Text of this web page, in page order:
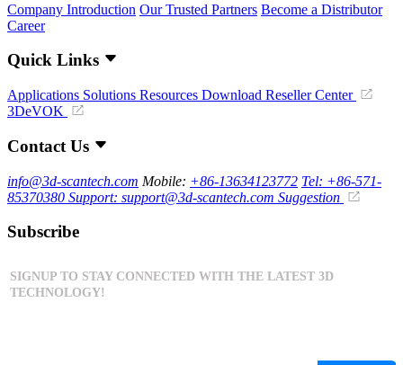
Company Introduction Our Trusted Partners Become a Distributor
Career
Quick Links
Applications Solutions Resources Download Reseller Center
3DeVOK
Contact Us
info@3d-scantech.com Mobile: +86-13634123772 Tel: +86-571-
85370380 Support: support@3d-scantech.com Suggestion
Subscribe